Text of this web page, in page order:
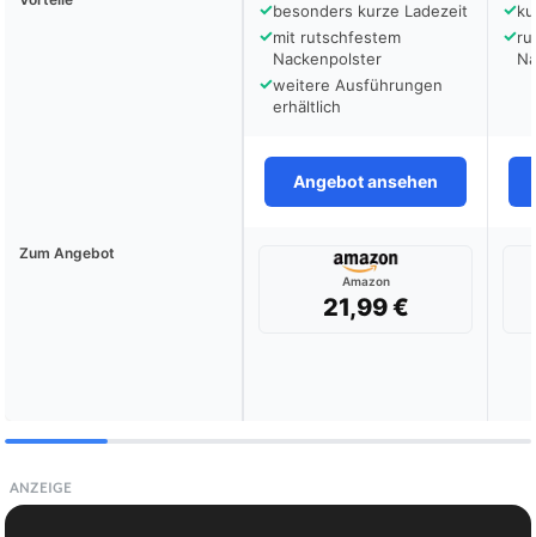
✓besonders kurze Ladezeit
✓mit rutschfestem
Nackenpolster
✓weitere Ausführungen
erhältlich
✓
✓
Angebot ansehen
Zum Angebot
Amazon
21,99 €
ANZEIGE